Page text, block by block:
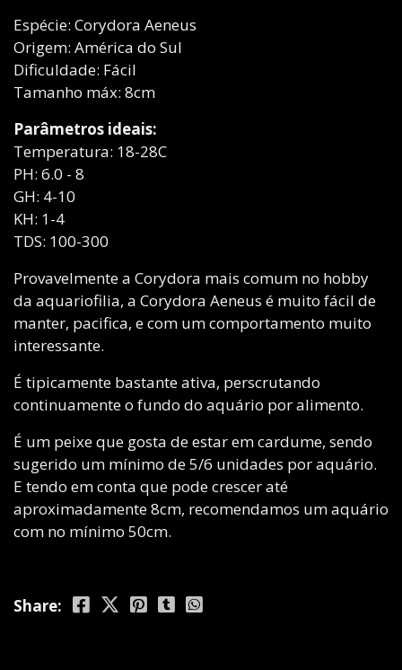
Espécie: Corydora Aeneus
Origem: América do Sul
Dificuldade: Fácil
Tamanho máx: 8cm
Parâmetros ideais:
Temperatura: 18-28C
PH: 6.0 - 8
GH: 4-10
KH: 1-4
TDS: 100-300
Provavelmente a Corydora mais comum no hobby
da aquariofilia, a Corydora Aeneus é muito fácil de
manter, pacifica, e com um comportamento muito
interessante.
É tipicamente bastante ativa, perscrutando
continuamente o fundo do aquário por alimento.
É um peixe que gosta de estar em cardume, sendo
sugerido um mínimo de 5/6 unidades por aquário.
E tendo em conta que pode crescer até
aproximadamente 8cm, recomendamos um aquário
com no mínimo 50cm.
Share: